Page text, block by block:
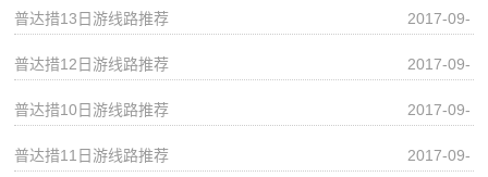
普达措13日游线路推荐
2017-09-
普达措12日游线路推荐
2017-09-
普达措10日游线路推荐
2017-09-
普达措11日游线路推荐
2017-09-